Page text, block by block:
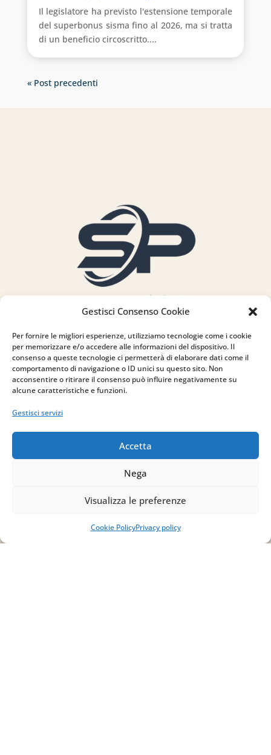
Gestisci Consenso Cookie
Per fornire le migliori esperienze, utilizziamo tecnologie come i cookie
per memorizzare e/o accedere alle informazioni del dispositivo. Il
consenso a queste tecnologie ci permetterà di elaborare dati come il
comportamento di navigazione o ID unici su questo sito. Non
acconsentire o ritirare il consenso può influire negativamente su
alcune caratteristiche e funzioni.
Gestisci servizi
Accetta
Nega
Visualizza le preferenze
Cookie PolicyPrivacy policy
Il legislatore ha previsto l'estensione temporale
del superbonus sisma fino al 2026, ma si tratta
di un beneficio circoscritto....
« Post precedenti
info@studiopizzano.it